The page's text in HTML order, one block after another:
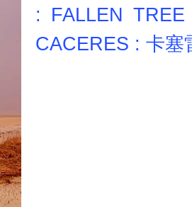
: FALLEN
CACERES : 卡塞